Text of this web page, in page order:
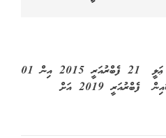
21 ފެބްރުއަރީ 2015 އިން 01
ފެބްރުއަރީ 2019 އަށް